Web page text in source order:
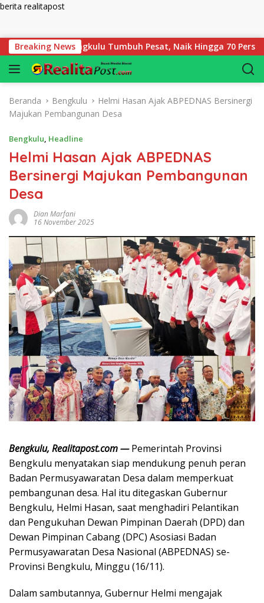
berita realitapost
Breaking News
Bengkulu Tumbuh Pesat, Naik Hingga 70 Persen Sejak
Beranda Bengkulu
Helmi Hasan Ajak ABPEDNAS Bersinergi
Majukan Pembangunan Desa
Bengkulu, Headline
Helmi Hasan Ajak ABPEDNAS
Bersinergi Majukan Pembangunan
Desa
Dian Marfani
16 November 2025
Bengkulu, Realitapost.com — Pemerintah Provinsi
Bengkulu menyatakan siap mendukung penuh peran
Badan Permusyawaratan Desa dalam memperkuat
pembangunan desa. Hal itu ditegaskan Gubernur
Bengkulu, Helmi Hasan, saat menghadiri Pelantikan
dan Pengukuhan Dewan Pimpinan Daerah (DPD) dan
Dewan Pimpinan Cabang (DPC) Asosiasi Badan
Permusyawaratan Desa Nasional (ABPEDNAS) se-
Provinsi Bengkulu, Minggu (16/11).
Dalam sambutannya, Gubernur Helmi mengajak